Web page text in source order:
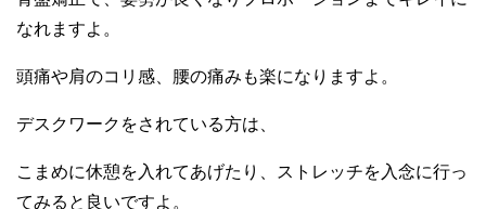
なれますよ。
頭痛や肩のコリ感、腰の痛みも楽になりますよ。
デスクワークをされている方は、
こまめに休憩を入れてあげたり、ストレッチを入念に行っ
てみると良いですよ。